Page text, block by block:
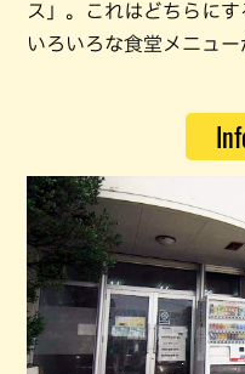
ス」。これはどちらに
いろいろな食堂メニュー